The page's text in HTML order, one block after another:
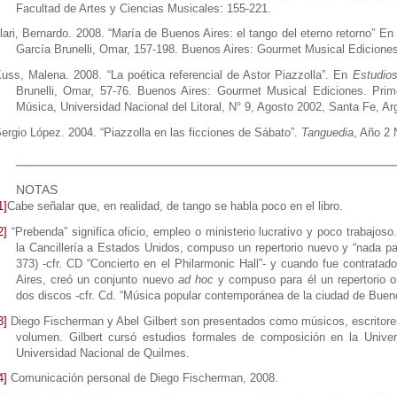
Facultad de Artes y Ciencias Musicales: 155-221.
Bernardo. 2008. “María de Buenos Aires: el tango del eterno retorno” En
García Brunelli, Omar, 157-198. Buenos Aires: Gourmet Musical
Malena. 2008. “La poética referencial de Astor Piazzolla”. En
Brunelli, Omar, 57-76. Buenos Aires: Gourmet Musical Ediciones.
Música, Universidad Nacional del Litoral, N° 9, Agosto 2002, Santa Fe,
López. 2004. “Piazzolla en las ficciones de Sábato”. Tanguedia , Año 2
NOTAS
Cabe señalar que, en realidad, de tango se habla poco en el libro.
“Prebenda” significa oficio, empleo o ministerio lucrativo y poco
la Cancillería a Estados Unidos, compuso un repertorio nuevo y “nada
373) -cfr. CD “Concierto en el Philarmonic Hall”- y cuando fue
Aires, creó un conjunto nuevo ad hocy compuso para él un repertorio
dos discos -cfr. Cd. “Música popular contemporánea de la ciudad de
Diego Fischerman y Abel Gilbert son presentados como músicos,
volumen. Gilbert cursó estudios formales de composición en la
Universidad Nacional de Quilmes.
Comunicación personal de Diego Fischerman, 2008.